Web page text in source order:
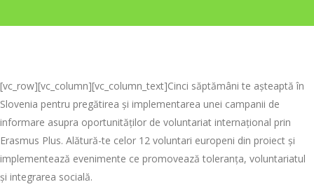
[vc_row][vc_column][vc_column_text]Cinci săptămâni te așteaptă în
Slovenia pentru pregătirea și implementarea unei campanii de
informare asupra oportunităților de voluntariat internațional prin
Erasmus Plus. Alătură-te celor 12 voluntari europeni din proiect și
implementează evenimente ce promovează toleranța, voluntariatul
și integrarea socială.